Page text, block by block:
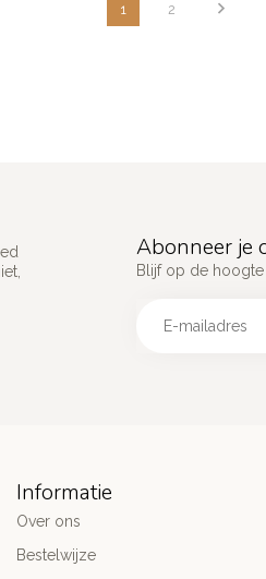
1 2
Abonneer je
Blijf op de
Informatie
Over ons
Bestelwijze